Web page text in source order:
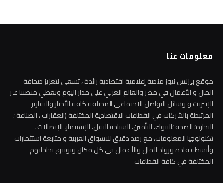
معلومات عنا
موقع بيزنس نيوز منصة إعلامية اقتصادية رائدة ، تسعى لتعزيز صحافة
المال و الأعمال في مصر والعالم العربي على مدار اليوم وتغطي منصتنا عبر
الإنترنت و وسائل التواصل الاجتماعي المختلفة كافة الأخبار والتقارير
المرتبطة بالشركات في القطاعات الاقتصادية المختلفة (العقارات ، الصناعة ؛
التجارة؛ الصحة ؛البنوك، التأمين، السياحة النقل، الإستثمار، الإتصالات ،
تكنولوجيا المعلومات، مع رصد دقيق للاسواق العربية و متابعة استثمارات
وأنشطة قادة ورواد المال والأعمال في كل مكان وتوثيق نجاحاتهم
المختلفة في كافة القطاعات